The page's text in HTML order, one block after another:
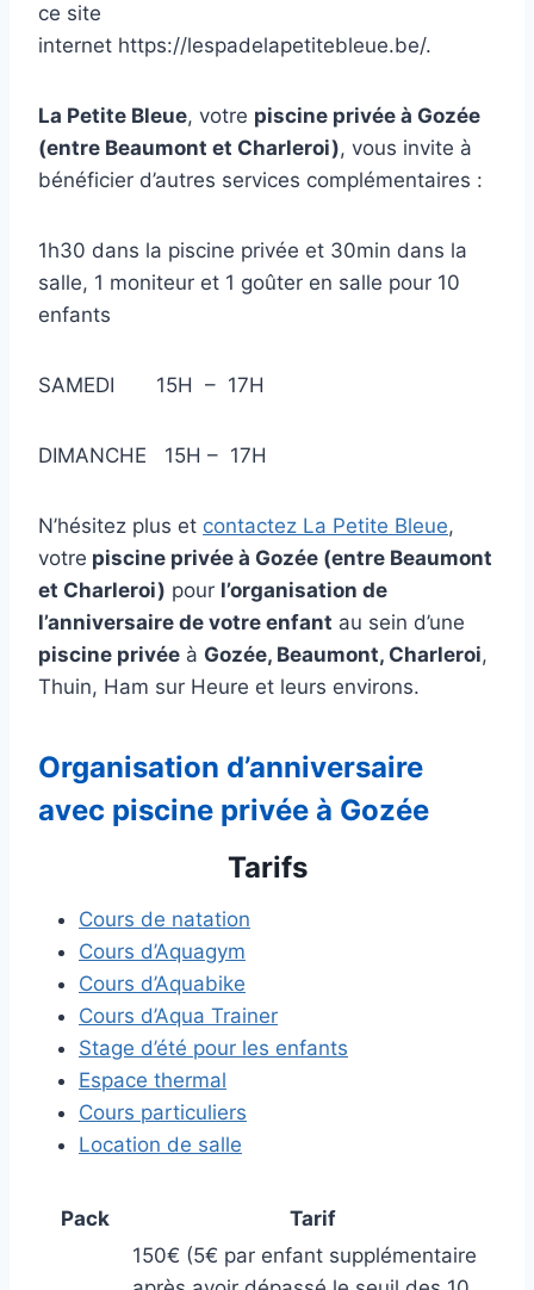
ce site
internet https://lespadelapetitebleue.be/.
La Petite Bleue, votre piscine privée à Gozée
(entre Beaumont et Charleroi), vous invite à
bénéficier d’autres services complémentaires :
1h30 dans la piscine privée et 30min dans la
salle, 1 moniteur et 1 goûter en salle pour 10
enfants
SAMEDI 15H – 17H
DIMANCHE 15H – 17H
N’hésitez plus et contactez La Petite Bleue,
votre piscine privée à Gozée (entre Beaumont
et Charleroi) pour l’organisation de
l’anniversaire de votre enfant au sein d’une
piscine privée à Gozée, Beaumont, Charleroi,
Thuin, Ham sur Heure et leurs environs.
Organisation d’anniversaire
avec piscine privée à Gozée
Tarifs
Cours de natation
Cours d’Aquagym
Cours d’Aquabike
Cours d’Aqua Trainer
Stage d’été pour les enfants
Espace thermal
Cours particuliers
Location de salle
Pack
Tarif
150€ (5€ par enfant supplémentaire